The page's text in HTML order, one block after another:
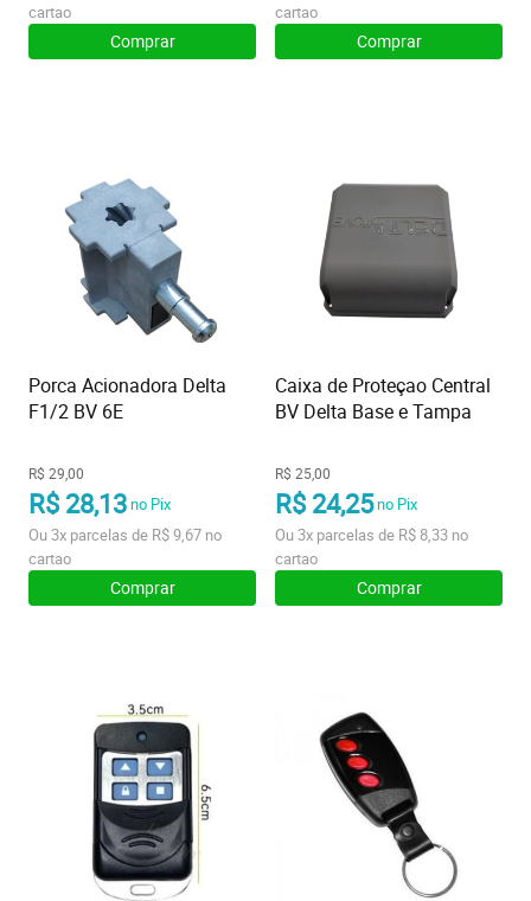
cartao
Comprar
cartao
Comprar
Porca Acionadora Delta
F1/2 BV 6E
R$ 29,00
R$ 28,13no Pix
Ou3x parcelas de R$ 9,67 no
cartao
Comprar
Caixa de Proteçao Central
BV Delta Base e Tampa
R$ 25,00
R$ 24,25no Pix
Ou3x parcelas de R$ 8,33 no
cartao
Comprar